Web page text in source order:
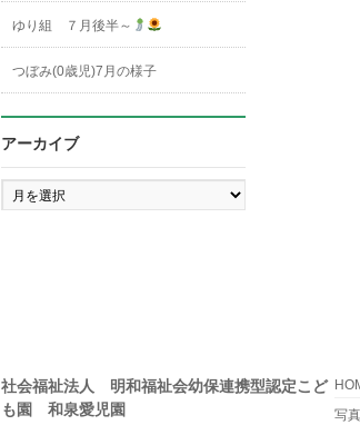
ゆり組 ７月後半～
つぼみ(0歳児)7月の様子
アーカイブ
ア
ー
社会福祉法人 明和福祉会幼保連携型認定こど
も園 和泉愛児園
写